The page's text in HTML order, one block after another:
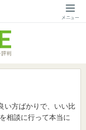
い方ばかりで、いい比
相談に行って本当に